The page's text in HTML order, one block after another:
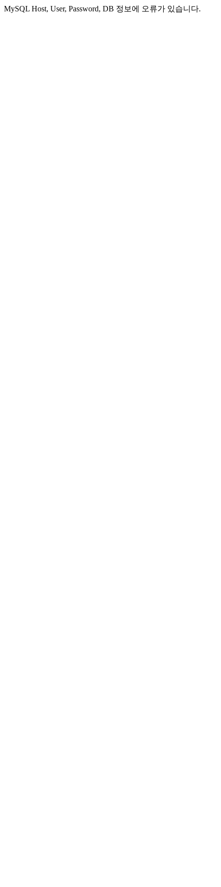
MySQL Host, User, Password, DB 정보에 오류가 있습니다.